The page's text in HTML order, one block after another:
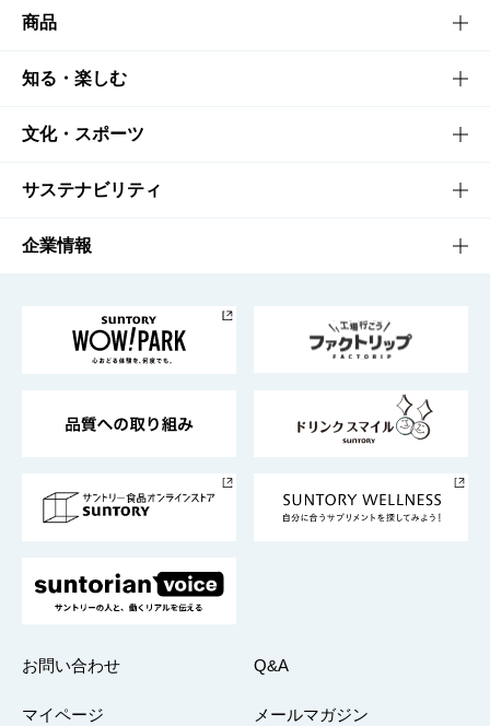
商品
商品TOP
商品一覧
商品発売情報
栄養成分一覧
知る・楽しむ
知る・楽しむTOP
キャンペーン
工場見学
地域情報
文化・スポーツ
文化・スポーツTOP
サントリーホール
サントリーサンバーズ大阪
サステナビリティ
サステナビリティTOP
サントリーが考えるサステナビリティ経営
企業情報
企業概要
採用情報
お問い合わせ Q&A
マイページ メールマガジン